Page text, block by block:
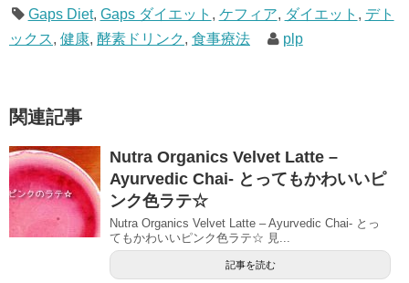
Gaps Diet, Gaps ダイエット , ケフィア, ダイエット , デト
ックス, 健康, 酵素ドリンク , 食事療法 plp
関連記事
Nutra Organics Velvet Latte –
Ayurvedic Chai- とってもかわいいピ
ンク色ラテ☆
Nutra Organics Velvet Latte – Ayurvedic Chai- とっ
てもかわいいピンク色ラテ☆ 見...
記事を読む